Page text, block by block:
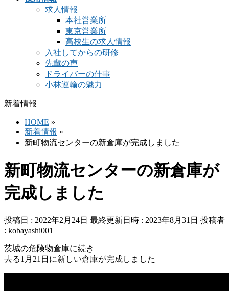
求人情報
本社営業所
東京営業所
高校生の求人情報
入社してからの研修
先輩の声
ドライバーの仕事
小林運輸の魅力
新着情報
HOME »
新着情報 »
新町物流センターの新倉庫が完成しました
新町物流センターの新倉庫が
完成しました
投稿日 : 2022年2月24日 最終更新日時 : 2023年8月31日 投稿者
: kobayashi001
茨城の危険物倉庫に続き
去る1月21日に新しい倉庫が完成しました